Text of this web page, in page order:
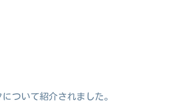
ついて紹介されました。